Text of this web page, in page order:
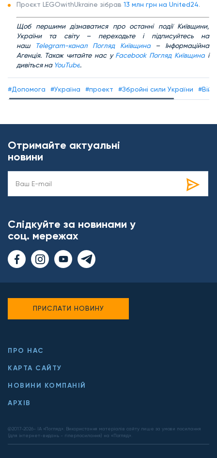
Проєкт LEGOwithUkraine зібрав 13 млн грн на United24.
Щоб першими дізнаватися про останні події Київщини,
України та світу – переходьте і підписуйтесь на
наш
Telegram-канал Погляд Київщина– Інформаційна
Агенція. Також читайте нас у Facebook Погляд Київщина і
дивіться на YouTube.
#Допомога #Україна #проект #Збройні сили України
Отримайте актуальні
новини
Слідкуйте за новинами у
соц. мережах
ПРО НАС
КАРТА САЙТУ
НОВИНИ КОМПАНІЙ
АРХІВ
@2017-2026- ІА «Погляд». Використання матеріалів сайту лише за умови посилання
(для інтернет-видань - гіперпосилання) на «Погляд».
ПРИСЛАТИ НОВИНУ